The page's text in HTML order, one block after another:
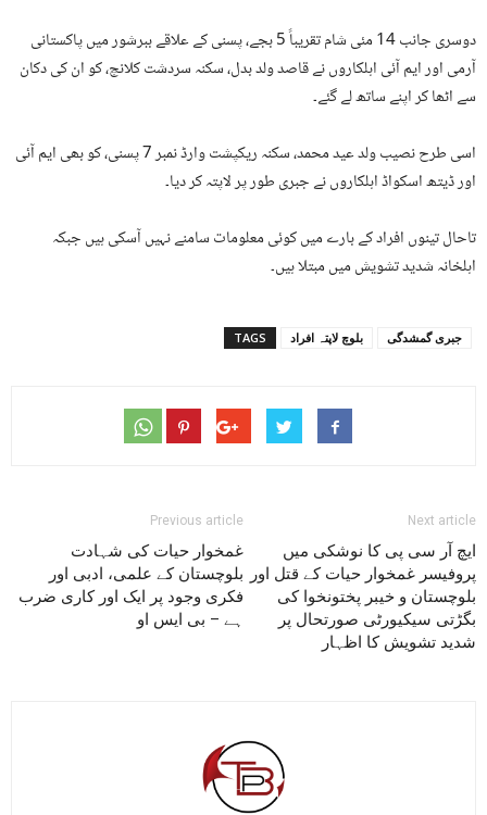
دوسری جانب 14 مئی شام تقریباً 5 بجے، پسنی کے علاقے ببرشور میں پاکستانی
آرمی اور ایم آئی اہلکاروں نے قاصد ولد بدل، سکنہ سردشت کلانچ، کو ان کی دکان
سے اٹھا کر اپنے ساتھ لے گئے۔
اسی طرح نصیب ولد عید محمد، سکنہ ریکپشت وارڈ نمبر 7 پسنی، کو بھی ایم آئی
اور ڈیتھ اسکواڈ اہلکاروں نے جبری طور پر لاپتہ کر دیا۔
تاحال تینوں افراد کے بارے میں کوئی معلومات سامنے نہیں آسکی ہیں جبکہ
اہلخانہ شدید تشویش میں مبتلا ہیں۔
TAGS بلوچ لاپتہ افراد جبری گمشدگی
Previous article
غمخوار حیات کی شہادت
بلوچستان کے علمی، ادبی اور
فکری وجود پر ایک اور کاری ضرب
ہے – بی ایس او
Next article
ایچ آر سی پی کا نوشکی میں
پروفیسر غمخوار حیات کے قتل اور
بلوچستان و خیبر پختونخوا کی
بگڑتی سیکیورٹی صورتحال پر
شدید تشویش کا اظہار